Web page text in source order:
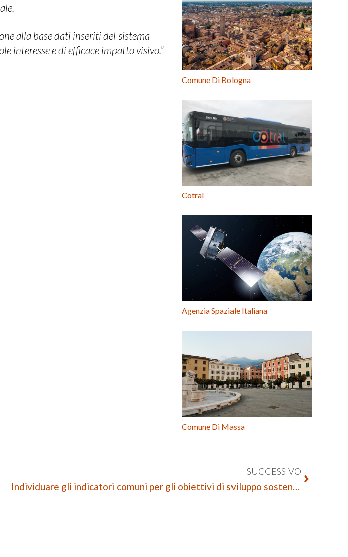
alla base dati inseriti del sistema
interesse e di efficace impatto visivo.”
Comune Di Bologna
Cotral
Agenzia Spaziale Italiana
Comune Di Massa
SUCCESSIVO
Individuare gli indicatori comuni per gli obiettivi di sviluppo sostenibile negli Enti Locali